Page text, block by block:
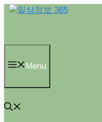
컨
로
너
기
Menu